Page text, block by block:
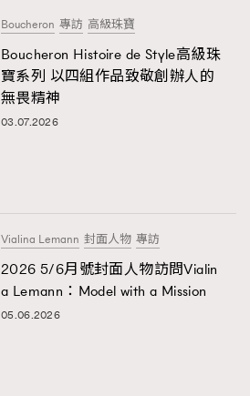
Boucheron 專訪 高級珠寶
Boucheron Histoire de Style高級珠
寶系列 以四組作品致敬創辦人的
無畏精神
03.07.2026
Vialina Lemann 封面人物 專訪
2026 5/6月號封面人物訪問Vialin
a Lemann：Model with a Mission
05.06.2026